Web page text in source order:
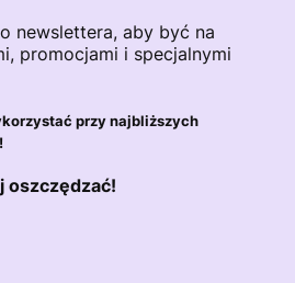
newslettera, aby być na
promocjami i specjalnymi
przy najbliższych
oszczędzać!